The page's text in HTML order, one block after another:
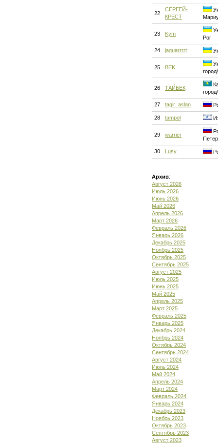
22
СЕРГЕЙ-
КРЕСТ
23 Kym
Рог
24 jaguarrrrr
25 BEK
26 ТАЙБЕК
27 tagir_aslan
28 tampol
29 warrier
30 Lusy
Архив:
Август 2026
Июль 2026
Июнь 2026
Май 2026
Апрель 2026
Март 2026
Февраль 2026
Январь 2026
Декабрь 2025
Ноябрь 2025
Октябрь 2025
Сентябрь 2025
Август 2025
Июль 2025
Июнь 2025
Май 2025
Апрель 2025
Март 2025
Февраль 2025
Январь 2025
Декабрь 2024
Ноябрь 2024
Октябрь 2024
Сентябрь 2024
Август 2024
Июль 2024
Май 2024
Апрель 2024
Март 2024
Февраль 2024
Январь 2024
Декабрь 2023
Ноябрь 2023
Октябрь 2023
Сентябрь 2023
Август 2023